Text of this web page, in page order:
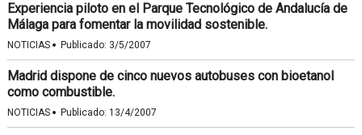
Experiencia piloto en el Parque Tecnológico de Andalucía de
Málaga para fomentar la movilidad sostenible.
NOTICIAS · Publicado: 3/5/2007
Madrid dispone de cinco nuevos autobuses con bioetanol
como combustible.
NOTICIAS · Publicado: 13/4/2007